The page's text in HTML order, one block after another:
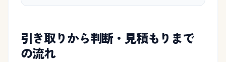
引き取りから判断・見積もりまで
の流れ